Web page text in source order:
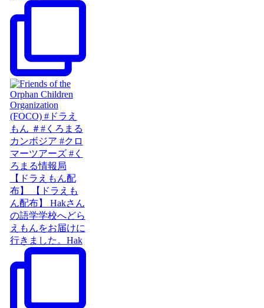
【ドラえもん配
布】 【ドラえも
ん配布】 Hakさん
の語学学校へどら
えもんをお届けに
行きました。Hak